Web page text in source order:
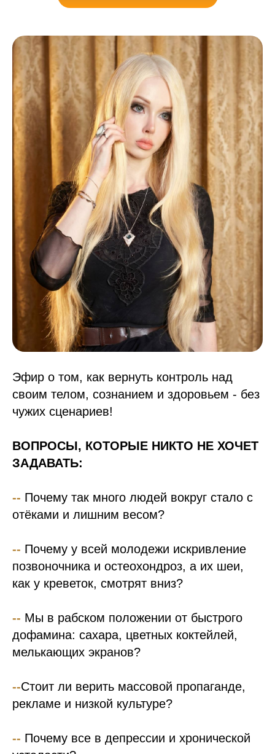
Эфир о том, как вернуть контроль над
своим телом, сознанием и здоровьем - без
чужих сценариев!
ВОПРОСЫ, КОТОРЫЕ НИКТО НЕ ХОЧЕТ
ЗАДАВАТЬ:
-- Почему так много людей вокруг стало с
отёками и лишним весом?
-- Почему у всей молодежи искривление
позвоночника и остеохондроз, а их шеи,
как у креветок, смотрят вниз?
-- Мы в рабском положении от быстрого
дофамина: сахара, цветных коктейлей,
мелькающих экранов?
--Стоит ли верить массовой пропаганде,
рекламе и низкой культуре?
-- Почему все в депрессии и хронической